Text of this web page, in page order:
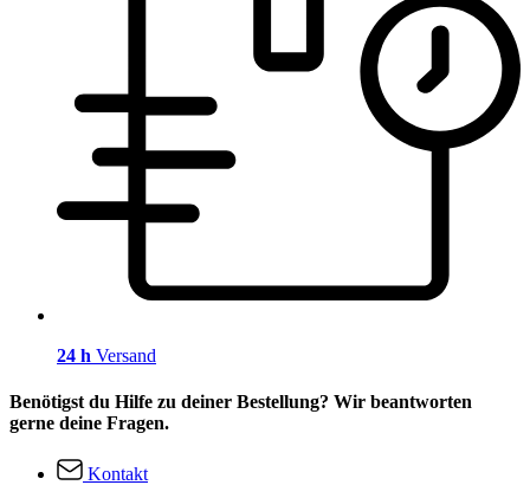
24 h Versand
Benötigst du Hilfe zu deiner Bestellung? Wir beantworten
gerne deine Fragen.
Kontakt